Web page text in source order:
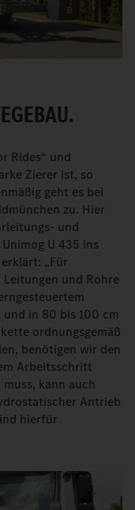
Rides“ und
Zierer ist, so
geht es bei
zu. Hier
und
U 435 ins
„Für
und Rohre
in 80 bis 100 cm
ordnungsgemäß
benötigen wir den
Arbeitsschritt
kann auch
Antrieb
hierfür